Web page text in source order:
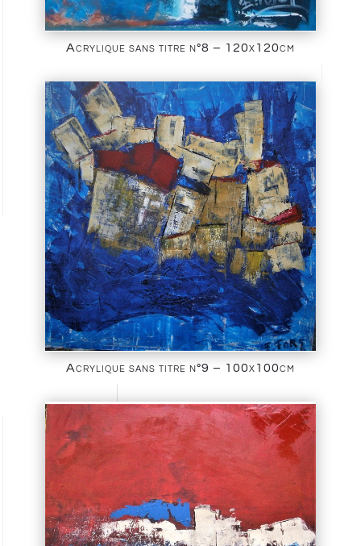
Acrylique sans titre n°8 – 120x120cm
Acrylique sans titre n°9 – 100x100cm